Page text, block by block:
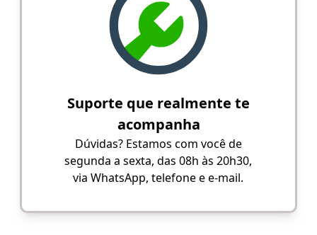
Suporte que realmente te
acompanha
Dúvidas? Estamos com você de
segunda a sexta, das 08h às 20h30,
via WhatsApp, telefone e e-mail.